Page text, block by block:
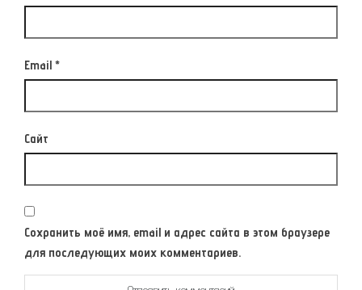
Email *
Сайт
Сохранить моё имя, email и адрес сайта в этом браузере
для последующих моих комментариев.